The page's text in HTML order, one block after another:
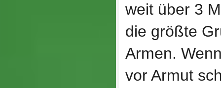
weit über 3
die größte
Armen.
vor Armut